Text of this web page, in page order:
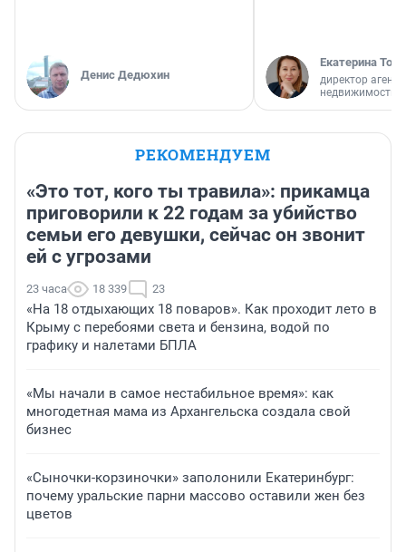
Денис Дедюхин
Екатерина
директор
недвижимости
РЕКОМЕНДУЕМ
«Это тот, кого ты травила»: прикамца
приговорили к 22 годам за убийство
семьи его девушки, сейчас он звонит
ей с угрозами
23 часа 18 339 23
«На 18 отдыхающих 18 поваров». Как проходит лето в
Крыму с перебоями света и бензина, водой по
графику и налетами БПЛА
«Мы начали в самое нестабильное время»: как
многодетная мама из Архангельска создала свой
бизнес
«Сыночки-корзиночки» заполонили Екатеринбург:
почему уральские парни массово оставили жен без
цветов